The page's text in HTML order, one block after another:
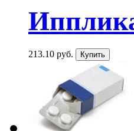
213.10 руб.